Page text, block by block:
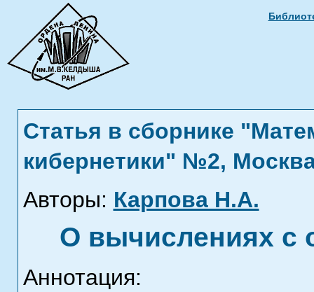
Статья в сборнике
кибернетики" №2,
Авторы: Карпова Н.А.
О вычислениях с
Аннотация: